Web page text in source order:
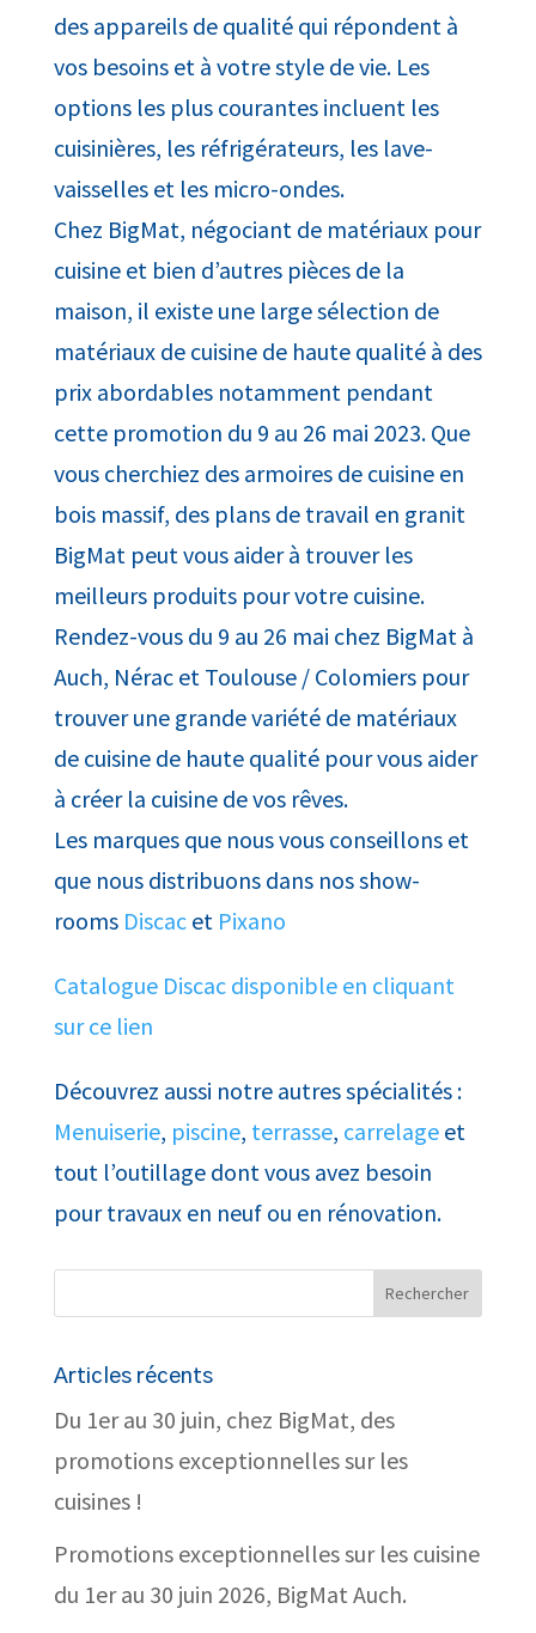
des appareils de qualité qui répondent à
vos besoins et à votre style de vie. Les
options les plus courantes incluent les
cuisinières, les réfrigérateurs, les lave-
vaisselles et les micro-ondes.
Chez BigMat, négociant de matériaux pour
cuisine et bien d’autres pièces de la
maison, il existe une large sélection de
matériaux de cuisine de haute qualité à des
prix abordables notamment pendant
cette promotion du 9 au 26 mai 2023. Que
vous cherchiez des armoires de cuisine en
bois massif, des plans de travail en granit
BigMat peut vous aider à trouver les
meilleurs produits pour votre cuisine.
Rendez-vous du 9 au 26 mai chez BigMat à
Auch, Nérac et Toulouse / Colomiers pour
trouver une grande variété de matériaux
de cuisine de haute qualité pour vous aider
à créer la cuisine de vos rêves.
Les marques que nous vous conseillons et
que nous distribuons dans nos show-
rooms Discacet Pixano
Catalogue Discac disponible en cliquant
sur ce lien
Découvrez aussi notre autres spécialités :
Menuiserie, piscine, terrasse, carrelageet
tout l’outillage dont vous avez besoin
pour travaux en neuf ou en rénovation.
Articles récents
Du 1er au 30 juin, chez BigMat, des
promotions exceptionnelles sur les
cuisines !
Promotions exceptionnelles sur les cuisine
du 1er au 30 juin 2026, BigMat Auch.